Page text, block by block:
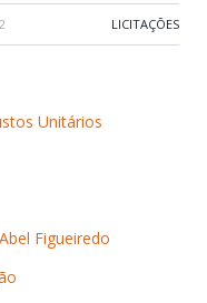
LICITAÇÕES
Unitários
Figueiredo